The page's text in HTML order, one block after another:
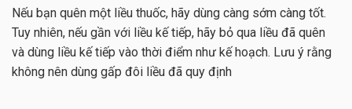
Nếu bạn quên một liều thuốc, hãy dùng càng sớm càng tốt.
Tuy nhiên, nếu gần với liều kế tiếp, hãy bỏ qua liều đã quên
và dùng liều kế tiếp vào thời điểm như kế hoạch. Lưu ý rằng
không nên dùng gấp đôi liều đã quy định